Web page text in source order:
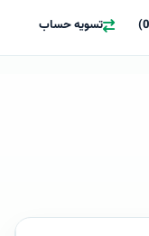
تسویه حساب